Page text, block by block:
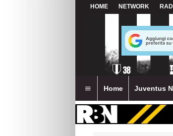
HOME NETWORK
Home Juventus